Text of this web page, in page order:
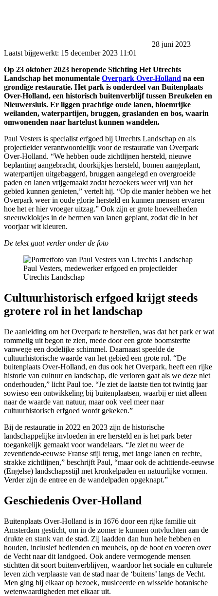
28 juni 2023
Laatst bijgewerkt: 15 december 2023 11:01
Op 23 oktober 2023 heropende Stichting Het Utrechts
Landschap het monumentale Overpark Over-Holland na een
grondige restauratie. Het park is onderdeel van Buitenplaats
Over-Holland, een historisch buitenverblijf tussen Breukelen en
Nieuwersluis. Er liggen prachtige oude lanen, bloemrijke
weilanden, waterpartijen, bruggen, graslanden en bos, waarin
omwonenden naar hartelust kunnen wandelen.
Paul Vesters is specialist erfgoed bij Utrechts Landschap en als
projectleider verantwoordelijk voor de restauratie van Overpark
Over-Holland. “We hebben oude zichtlijnen hersteld, nieuwe
beplanting aangebracht, doorkijkjes hersteld, bomen aangeplant,
waterpartijen uitgebaggerd, bruggen aangelegd en overgroeide
paden en lanen vrijgemaakt zodat bezoekers weer vrij van het
gebied kunnen genieten,” vertelt hij. “Op die manier hebben we het
Overpark weer in oude glorie hersteld en kunnen mensen ervaren
hoe het er hier vroeger uitzag.” Ook zijn er grote hoeveelheden
sneeuwklokjes in de bermen van lanen geplant, zodat die in het
voorjaar wit kleuren.
De tekst gaat verder onder de foto
Paul Vesters, medewerker erfgoed en projectleider
Utrechts Landschap
Cultuurhistorisch erfgoed krijgt steeds
grotere rol in het landschap
De aanleiding om het Overpark te herstellen, was dat het park er wat
rommelig uit begon te zien, mede door een grote boomsterfte
vanwege een dodelijke schimmel. Daarnaast speelde de
cultuurhistorische waarde van het gebied een grote rol. “De
buitenplaats Over-Holland, en dus ook het Overpark, heeft een rijke
historie van cultuur en landschap, die verloren gaat als we deze niet
onderhouden,” licht Paul toe. “Je ziet de laatste tien tot twintig jaar
sowieso een ontwikkeling bij buitenplaatsen, waarbij er niet alleen
naar de waarde van natuur, maar ook veel meer naar
cultuurhistorisch erfgoed wordt gekeken.”
Bij de restauratie in 2022 en 2023 zijn de historische
landschappelijke invloeden in ere hersteld en is het park beter
toegankelijk gemaakt voor wandelaars. “Je ziet nu weer de
zeventiende-eeuwse Franse stijl terug, met lange lanen en rechte,
strakke zichtlijnen,” beschrijft Paul, “maar ook de achttiende-eeuwse
(Engelse) landschapsstijl met kronkelpaden en natuurlijke vormen.
Verder zijn de entree en de wandelpaden opgeknapt.”
Geschiedenis Over-Holland
Buitenplaats Over-Holland is in 1676 door een rijke familie uit
Amsterdam gesticht, om in de zomer te kunnen ontvluchten aan de
drukte en stank van de stad. Zij laadden dan hun hele hebben en
houden, inclusief bedienden en meubels, op de boot en voeren over
de Vecht naar dit landgoed. Ook andere vermogende mensen
stichtten dit soort buitenverblijven, waardoor het sociale en culturele
leven zich verplaaste van de stad naar de ‘buitens’ langs de Vecht.
Men ging bij elkaar op bezoek, musiceerde en wisselde botanische
wetenwaardigheden met elkaar uit.